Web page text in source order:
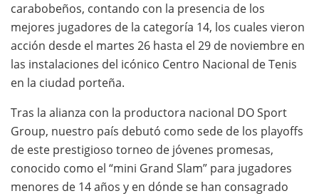
carabobeños, contando con la presencia de los
mejores jugadores de la categoría 14, los cuales vieron
acción desde el martes 26 hasta el 29 de noviembre en
las instalaciones del icónico Centro Nacional de Tenis
en la ciudad porteña.
Tras la alianza con la productora nacional DO Sport
Group, nuestro país debutó como sede de los playoffs
de este prestigioso torneo de jóvenes promesas,
conocido como el “mini Grand Slam” para jugadores
menores de 14 años y en dónde se han consagrado